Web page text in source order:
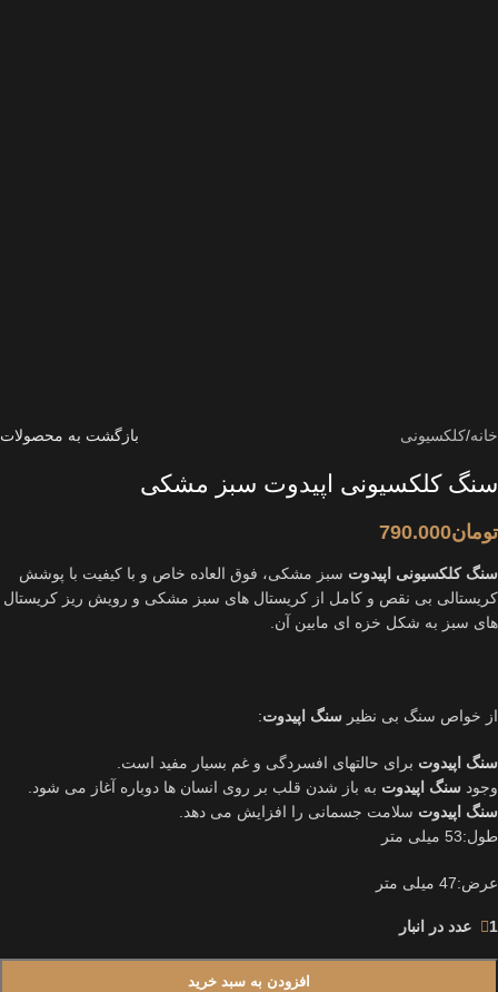
خانه/کلکسیونی بازگشت به محصولات
سنگ کلکسیونی اپیدوت سبز مشکی
تومان790.000
سنگ کلکسیونی اپیدوت سبز مشکی، فوق العاده خاص و با کیفیت با پوشش
کریستالی بی نقص و کامل از کریستال های سبز مشکی و رویش ریز کریستال
های سبز به شکل خزه ای مابین آن.
از خواص سنگ بی نظیر سنگ اپیدوت:
سنگ اپیدوت برای حالتهای افسردگی و غم بسیار مفید است.
وجود سنگ اپیدوت به باز شدن قلب بر روی انسان ها دوباره آغاز می شود.
سنگ اپیدوت سلامت جسمانی را افزایش می دهد.
طول:53 میلی متر
عرض:47 میلی متر
1 عدد در انبار
افزودن به سبد خرید